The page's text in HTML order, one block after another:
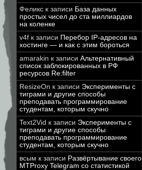
Феликс к записи База данных
простых чисел до ста миллиардов
на коленке
v4f к записи Перебор IP-адресов на
хостинге — и как с этим бороться
amarakin к записи Альтернативный
список заблокированных в РФ
ресурсов Re:filter
ResizeOn к записи Эксперименты с
тиграми и другие способы
преподавать программирование
студентам, которым скучно
Text2Vid к записи Эксперименты с
тиграми и другие способы
преподавать программирование
студентам, которым скучно
всым к записи Развёртывание своего
MTProxy Telegram со статистикой